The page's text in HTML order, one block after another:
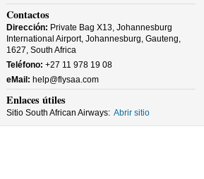
Contactos
Dirección: Private Bag X13, Johannesburg
International Airport, Johannesburg, Gauteng,
1627, South Africa
Teléfono: +27 11 978 19 08
eMail: help@flysaa.com
Enlaces útiles
Sitio South African Airways: Abrir sitio